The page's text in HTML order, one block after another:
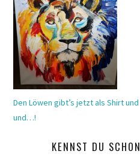
Den Löwen gibt’s jetzt als Shirt
und…!
KENNST DU